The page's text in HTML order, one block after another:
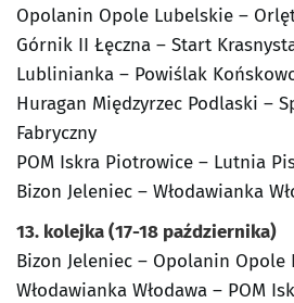
Opolanin Opole Lubelskie –
Górnik II Łęczna – Start
Lublinianka – Powiślak
Huragan Międzyrzec Podlaski –
Fabryczny
POM Iskra Piotrowice – Lutnia
Bizon Jeleniec – Włodawianka
13. kolejka (17-18 października)
Bizon Jeleniec – Opolanin Opole
Włodawianka Włodawa – POM